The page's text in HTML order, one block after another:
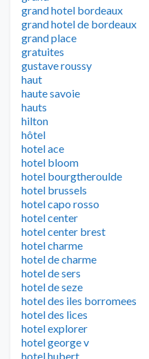
grand hotel bordeaux
grand hotel de bordeaux
grand place
gratuites
gustave roussy
haut
haute savoie
hauts
hilton
hôtel
hotel ace
hotel bloom
hotel bourgtheroulde
hotel brussels
hotel capo rosso
hotel center
hotel center brest
hotel charme
hotel de charme
hotel de sers
hotel de seze
hotel des iles borromees
hotel des lices
hotel explorer
hotel george v
hotel hubert